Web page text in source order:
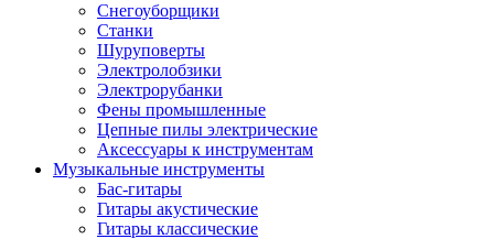
Снегоуборщики
Станки
Шуруповерты
Электролобзики
Электрорубанки
Фены промышленные
Цепные пилы электрические
Аксессуары к инструментам
Музыкальные инструменты
Бас-гитары
Гитары акустические
Гитары классические